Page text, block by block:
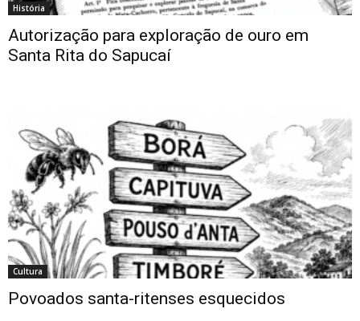
História
Autorização para exploração de ouro em
Santa Rita do Sapucaí
Cultura
Povoados santa-ritenses esquecidos